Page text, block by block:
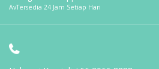
AvTersedia 24 Jam Setiap Hari